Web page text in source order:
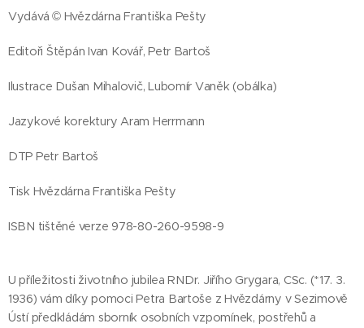
Vydává © Hvězdárna Františka Pešty
Editoři Štěpán Ivan Kovář, Petr Bartoš
Ilustrace Dušan Mihalovič, Lubomír Vaněk (obálka)
Jazykové korektury Aram Herrmann
DTP Petr Bartoš
Tisk Hvězdárna Františka Pešty
ISBN tištěné verze 978-80-260-9598-9
U příležitosti životního jubilea RNDr. Jiřího Grygara, CSc. (*17. 3.
1936) vám díky pomoci Petra Bartoše z Hvězdárny v Sezimově
Ústí předkládám sborník osobních vzpomínek, postřehů a